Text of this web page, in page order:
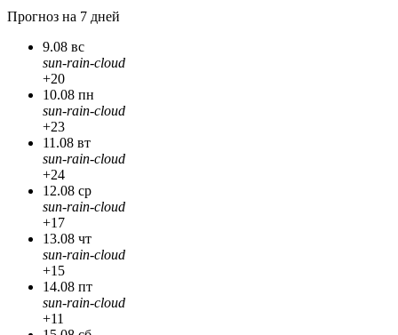
Прогноз на 7 дней
9.08 вс
sun-rain-cloud
+20
10.08 пн
sun-rain-cloud
+23
11.08 вт
sun-rain-cloud
+24
12.08 ср
sun-rain-cloud
+17
13.08 чт
sun-rain-cloud
+15
14.08 пт
sun-rain-cloud
+11